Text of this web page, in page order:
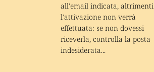
all'email indicata, altrimenti
l'attivazione non verrà
effettuata: se non dovessi
riceverla, controlla la posta
indesiderata...